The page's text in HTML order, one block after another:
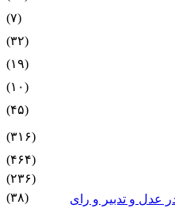
(۷)
(۳۲)
(۱۹)
(۱۰)
(۴۵)
(۳۱۶)
(۴۶۴)
(۲۳۶)
عدل و تدبیر و رای
(۳۸)